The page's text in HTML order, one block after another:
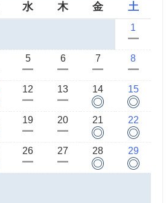
水 木 金 土
1
ー
5
ー
6
ー
7
ー
8
ー
12
ー
13
ー
14
◎
15
◎
19
ー
20
ー
21
◎
22
◎
26
ー
27
ー
28
◎
29
◎